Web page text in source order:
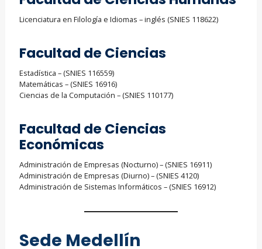
Licenciatura en Filología e Idiomas – inglés (SNIES 118622)
Facultad de Ciencias
Estadística – (SNIES 116559)
Matemáticas – (SNIES 16916)
Ciencias de la Computación – (SNIES 110177)
Facultad de Ciencias
Económicas
Administración de Empresas (Nocturno) – (SNIES 16911)
Administración de Empresas (Diurno) – (SNIES 4120)
Administración de Sistemas Informáticos – (SNIES 16912)
Sede Medellín